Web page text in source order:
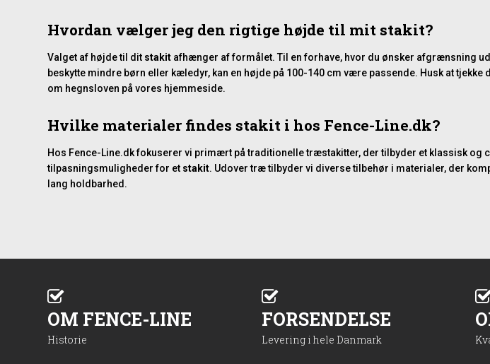
Hvordan vælger jeg den rigtige højde til mit stakit?
Valget af højde til dit stakit afhænger af formålet. Til en forhave, hvor du ønsker afgrænsning
beskytte mindre børn eller kæledyr, kan en højde på 100-140 cm være passende. Husk at
om hegnsloven på vores hjemmeside.
Hvilke materialer findes stakit i hos Fence-Line.dk?
Hos Fence-Line.dk fokuserer vi primært på traditionelle træstakitter, der tilbyder et klassisk
tilpasningsmuligheder for et stakit. Udover træ tilbyder vi diverse tilbehør i materialer, der
lang holdbarhed.
OM FENCE-LINE
Historie
FORSENDELSE
Levering i hele Danmark